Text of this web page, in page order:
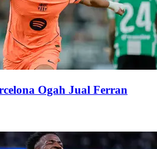
Ogah Jual Ferran